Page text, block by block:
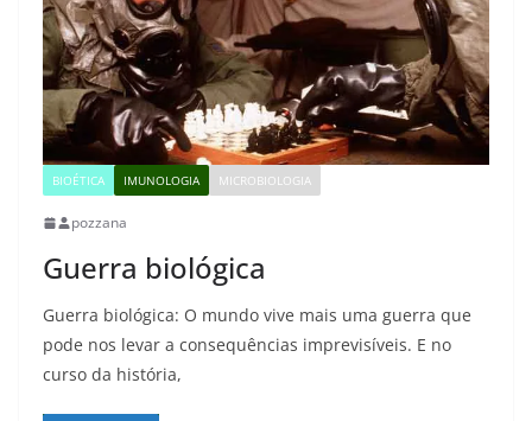
BIOÉTICA IMUNOLOGIA MICROBIOLOGIA
pozzana
Guerra biológica
Guerra biológica: O mundo vive mais uma guerra que
pode nos levar a consequências imprevisíveis. E no
curso da história,